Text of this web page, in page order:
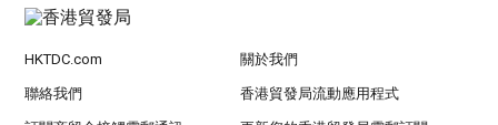
HKTDC.com 關於我們
聯絡我們 香港貿發局流動應用程式